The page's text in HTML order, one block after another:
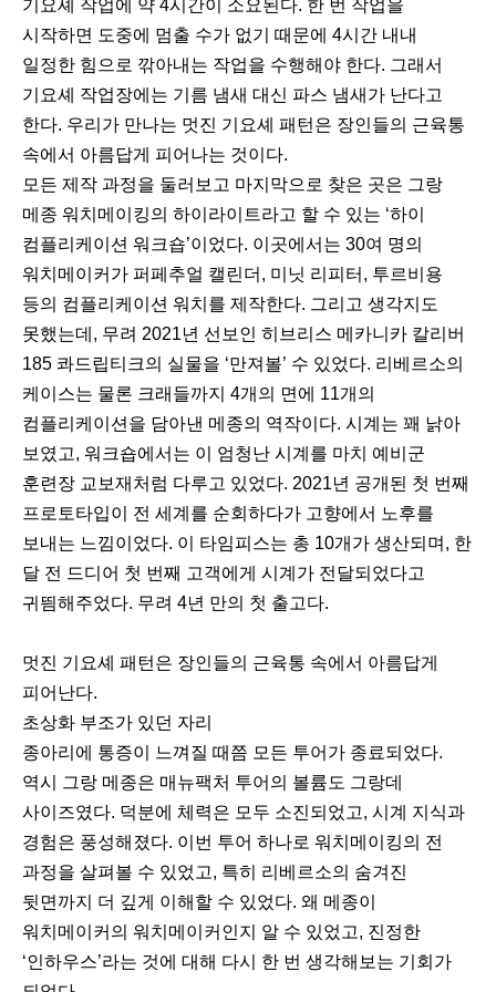
기요셰 작업에 약 4시간이 소요된다. 한 번 작업을
시작하면 도중에 멈출 수가 없기 때문에 4시간 내내
일정한 힘으로 깎아내는 작업을 수행해야 한다. 그래서
기요셰 작업장에는 기름 냄새 대신 파스 냄새가 난다고
한다. 우리가 만나는 멋진 기요셰 패턴은 장인들의 근육통
속에서 아름답게 피어나는 것이다.
모든 제작 과정을 둘러보고 마지막으로 찾은 곳은 그랑
메종 워치메이킹의 하이라이트라고 할 수 있는 ‘하이
컴플리케이션 워크숍’이었다. 이곳에서는 30여 명의
워치메이커가 퍼페추얼 캘린더, 미닛 리피터, 투르비용
등의 컴플리케이션 워치를 제작한다. 그리고 생각지도
못했는데, 무려 2021년 선보인 히브리스 메카니카 칼리버
185 콰드립티크의 실물을 ‘만져볼’ 수 있었다. 리베르소의
케이스는 물론 크래들까지 4개의 면에 11개의
컴플리케이션을 담아낸 메종의 역작이다. 시계는 꽤 낡아
보였고, 워크숍에서는 이 엄청난 시계를 마치 예비군
훈련장 교보재처럼 다루고 있었다. 2021년 공개된 첫 번째
프로토타입이 전 세계를 순회하다가 고향에서 노후를
보내는 느낌이었다. 이 타임피스는 총 10개가 생산되며, 한
달 전 드디어 첫 번째 고객에게 시계가 전달되었다고
귀띔해주었다. 무려 4년 만의 첫 출고다.
다
음
멋진 기요셰 패턴은 장인들의 근육통 속에서 아름답게
피어난다.
초상화 부조가 있던 자리
종아리에 통증이 느껴질 때쯤 모든 투어가 종료되었다.
역시 그랑 메종은 매뉴팩처 투어의 볼륨도 그랑데
사이즈였다. 덕분에 체력은 모두 소진되었고, 시계 지식과
경험은 풍성해졌다. 이번 투어 하나로 워치메이킹의 전
과정을 살펴볼 수 있었고, 특히 리베르소의 숨겨진
뒷면까지 더 깊게 이해할 수 있었다. 왜 메종이
워치메이커의 워치메이커인지 알 수 있었고, 진정한
‘인하우스’라는 것에 대해 다시 한 번 생각해보는 기회가